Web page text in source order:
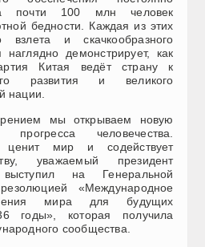
а почти 100 млн человек
бедности. Каждая из этих
взлета и скачкообразного
наглядно демонстрирует, как
Китая ведёт страну к
развития и великого
нации.
мы открываем новую
человечества.
ценит мир и содействует
уважаемый президент
на Генеральной
«Международное
мира для будущих
годы», которая получила
сообщества.